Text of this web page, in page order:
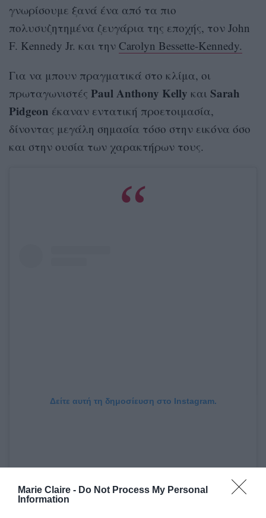
Marie Claire - Do Not Process My Personal
Information
γνωρίσουμε ξανά ένα από τα πιο
πολυσυζητημένα ζευγάρια της εποχής, τον John
F. Kennedy Jr. και την Carolyn Bessette-Kennedy.
Για να μπουν πραγματικά στο κλίμα, οι
πρωταγωνιστές Paul Anthony Kelly και Sarah
Pidgeon έκαναν εντατική προετοιμασία,
δίνοντας μεγάλη σημασία τόσο στην εικόνα όσο
και στην ουσία των χαρακτήρων τους.
Δείτε αυτή τη δημοσίευση στο Instagram.